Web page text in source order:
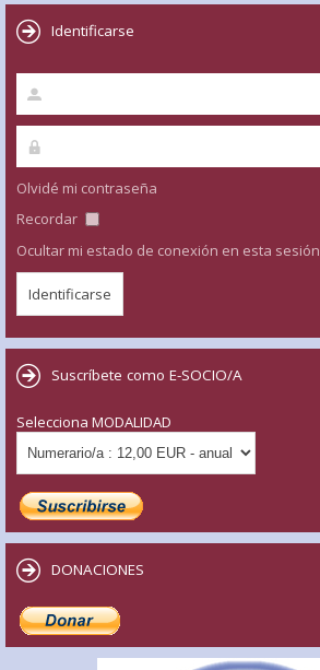
Identificarse
Olvidé mi contraseña
Recordar
Ocultar mi estado de conexión en esta sesión
Suscríbete como E-SOCIO/A
Selecciona MODALIDAD
DONACIONES